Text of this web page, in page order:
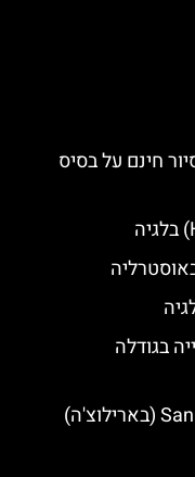
חינם על בסיס
בגודלה
סיור חינם בSan Carlos de Bariloche (בארילוצ'ה)